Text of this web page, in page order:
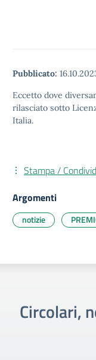
Pubblicato:
Eccetto dove
rilasciato sotto
Italia.
Stampa /
Argomenti
notizie
Circolari,